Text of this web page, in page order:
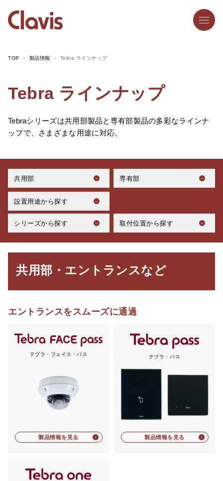
TOP 製品情報 Tebra ラインナップ
Tebra ラインナップ
Tebraシリーズは共用部製品と専有部製品の多彩なラインナ
ップで、さまざまな用途に対応。
共用部 専有部
設置用途から探す
シリーズから探す 取付位置から探す
共用部・エントランスなど
エントランスをスムーズに通過
テブラ・フェイス・パス
製品情報を見る
テブラ・パス
製品情報を見る